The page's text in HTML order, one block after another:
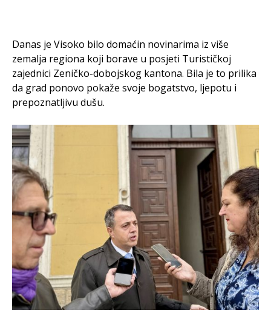
Danas je Visoko bilo domaćin novinarima iz više
zemalja regiona koji borave u posjeti Turističkoj
zajednici Zeničko-dobojskog kantona. Bila je to prilika
da grad ponovo pokaže svoje bogatstvo, ljepotu i
prepoznatljivu dušu.